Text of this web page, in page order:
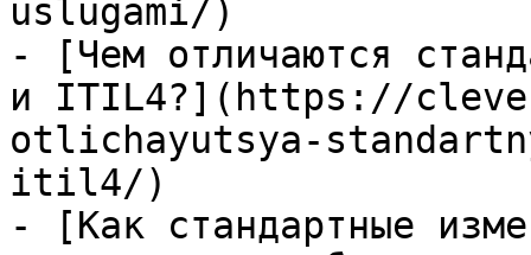
uslugami/)
- [Чем отличаются
и ITIL4?](https://
otlichayutsya-
itil4/)
- [Как стандартные